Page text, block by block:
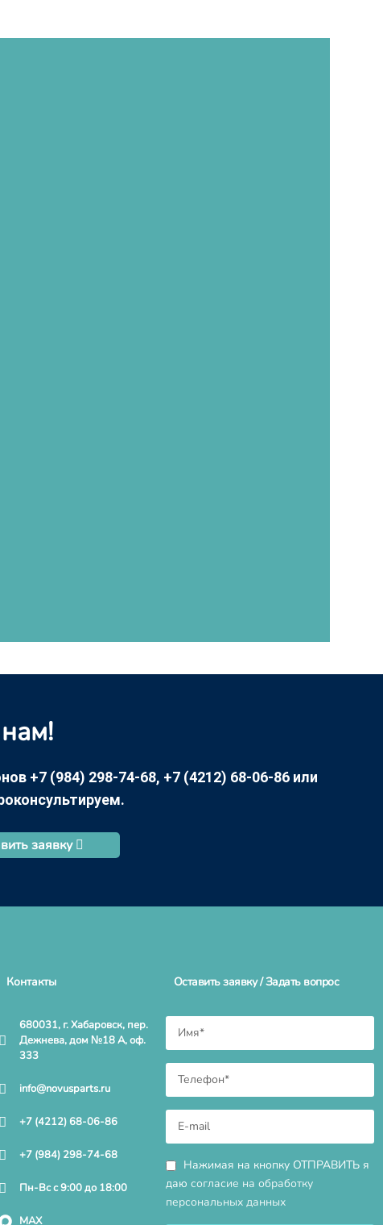
+7 (984) 298-74-68, +7 (4212) 68-06-86 или
заявку
Контакты
680031, г. Хабаровск, пер.
Дежнева, дом №18 А, оф.
333
info@novusparts.ru
+7 (4212) 68-06-86
+7 (984) 298-74-68
Пн-Вс с 9:00 до 18:00
MAX
Оставить заявку / Задать вопрос
Нажимая на кнопку ОТПРАВИТЬ я
даю согласие на обработку
персональных данных